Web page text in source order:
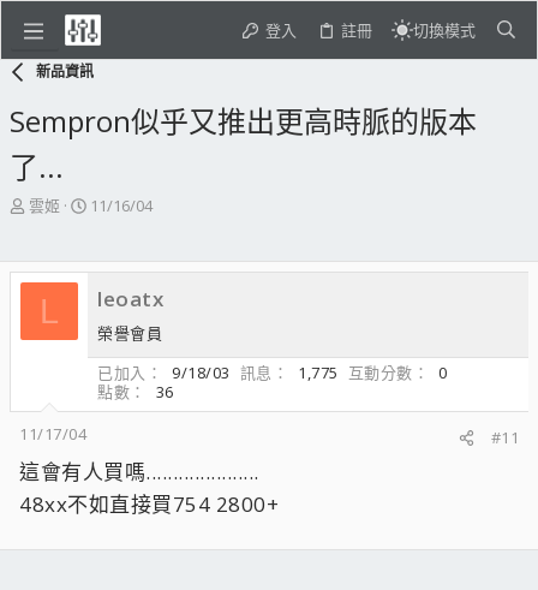
登入 註冊 切換模式
新品資訊
Sempron似乎又推出更高時脈的版本
了...
主
起
人
雲姬
開
期
11/16/04
L leoatx
榮譽會員
已加入
9/18/03 訊息 1,775 互動分數
0
點數
36
11/17/04
#11
這會有人買嗎.....................
48xx不如直接買754 2800+